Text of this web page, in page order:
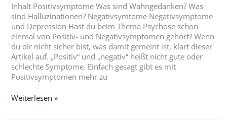
Inhalt Positivsymptome Was sind Wahngedanken? Was
sind Halluzinationen? Negativsymtome Negativsymptome
und Depression Hast du beim Thema Psychose schon
einmal von Positiv- und Negativsymptomen gehört? Wenn
du dir nicht sicher bist, was damit gemeint ist, klärt dieser
Artikel auf. „Positiv“ und „negativ“ heißt nicht gute oder
schlechte Symptome. Einfach gesagt gibt es mit
Positivsymptomen mehr zu
Weiterlesen »